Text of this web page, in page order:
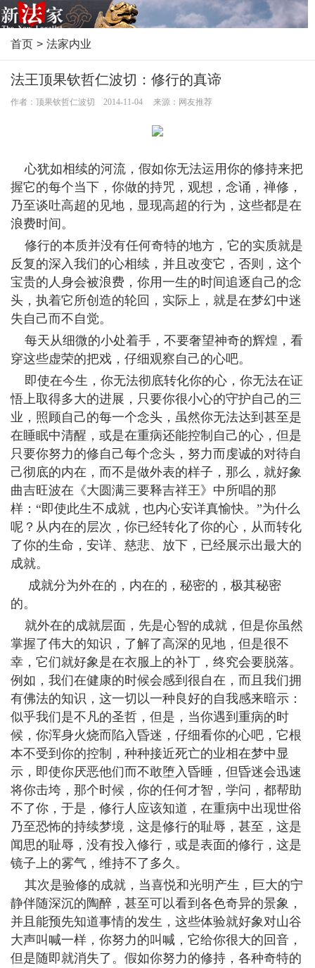
首页 > 法家内业
法王顶果钦哲仁波切：修行的真谛
作者：顶果钦哲仁波切 2014-11-04 来源：网友推荐
心犹如相续的河流，假如你无法运用你的修持来把
握它的每个当下，你做的持咒，观想，念诵，禅修，
乃至谈吐高超的见地，显现高超的行为，这些都是在
浪费时间。
修行的本质并没有任何奇特的地方，它的实质就是
反复的深入我们的心相续，并且改变它，否则，这个
宝贵的人身会被浪费，你用一生的时间追逐自己的念
头，执着它所创造的轮回，实际上，就是在梦幻中迷
失自己而不自觉。
每天从细微的小处着手，不要奢望神奇的辉煌，看
穿这些虚荣的把戏，仔细观察自己的心吧。
即使在今生，你无法彻底转化你的心，你无法在证
悟上取得多大的进展，只要你很小心的守护自己的三
业，照顾自己的每一个念头，虽然你无法达到甚至是
在睡眠中清醒，或是在重病还能控制自己的心，但是
只要你努力的修自己每个念头，努力而虔诚的对待自
己彻底的内在，而不是做外表的样子，那么，就好象
曲吉旺波在《大圆满三要释吉祥王》中所唱的那
样：“即使此生不成就，也内心安详真愉快。”为什么
呢？从内在的层次，你已经转化了你的心，从而转化
了你的生命，安详、慈悲、放下，已经展示出最大的
成就。
成就分为外在的，内在的，秘密的，极其秘密
的。
就外在的成就层面，先是心智的成就，但是你虽然
掌握了伟大的知识，了解了高深的见地，但是很不
幸，它们就好象是在衣服上的补丁，终究会要脱落。
例如，我们在健康的时候会感到很自在，而且我们拥
有佛法的知识，这一切以一种良好的自我感来暗示：
似乎我们是不凡的圣哲，但是，当你遇到重病的时
候，你浑身火烧而陷入昏迷，仔细看你的心吧，它根
本不受到你的控制，种种接近死亡的业相在梦中显
示，即使你厌恶他们而不敢堕入昏睡，但昏迷会迅速
将你击垮，那个时候，你的任何才智，学问，都帮助
不了你，于是，修行人应该知道，在重病中出现世俗
乃至恐怖的持续梦境，这是修行的耻辱，甚至，这是
闻思的耻辱，没有投入修行，或是表面的修行，这是
镜子上的雾气，维持不了多久。
其次是验修的成就，当喜悦和光明产生，巨大的宁
静伴随深沉的陶醉，甚至可以看到各色奇异的景象，
并且能预先知道事情的发生，这些体验就好象对山谷
大声叫喊一样，你努力的叫喊，它给你很大的回音，
但是随即就消失了。假如你努力的修持，各种奇特的